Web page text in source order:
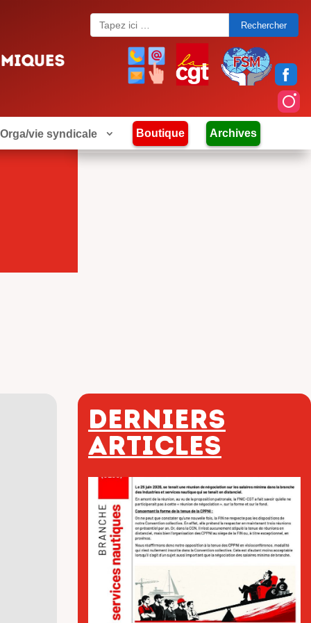
Search
for:
Orga/vie syndicale Boutique Archives
Derniers
articles